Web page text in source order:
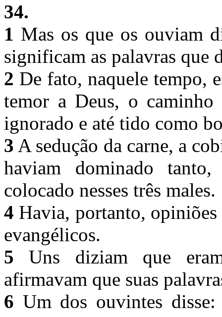
34.
1 Mas os que os ouviam
significam as palavras que
2 De fato, naquele tempo,
temor a Deus, o caminho
ignorado e até tido como
3 A sedução da carne, a
haviam dominado
colocado nesses três males.
4 Havia, portanto, opiniões
evangélicos.
5 Uns diziam que
afirmavam que suas
6 Um dos ouvintes